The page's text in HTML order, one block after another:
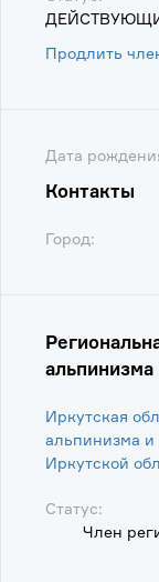
Продлить
Дата
Контакты
Город:
альпинизма
Иркутская
альпинизма и
Иркутской
Статус:
Член